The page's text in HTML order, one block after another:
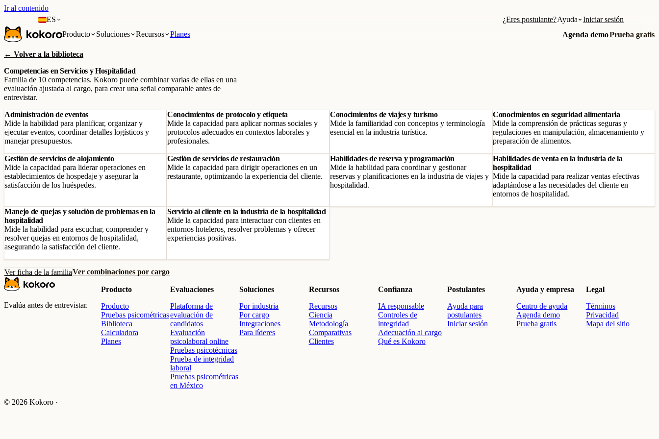
Ir al contenido
ES
¿Eres postulante?Ayuda
Iniciar sesión
Producto
Soluciones Recursos Planes Agenda demoPrueba gratis
← Volver a la biblioteca
Competencias en Servicios y Hospitalidad
Familia de 10 competencias. Kokoro puede combinar varias de ellas en una
evaluación ajustada al cargo, para crear una señal comparable antes de
entrevistar.
Administración de eventos
Mide la habilidad para planificar, organizar y
ejecutar eventos, coordinar detalles logísticos y
manejar presupuestos.
Conocimientos de protocolo y etiqueta
Mide la capacidad para aplicar normas sociales y
protocolos adecuados en contextos laborales y
profesionales.
Conocimientos de viajes y turismo
Mide la familiaridad con conceptos y terminología
esencial en la industria turística.
Conocimientos en seguridad alimentaria
Mide la comprensión de prácticas seguras y
regulaciones en manipulación, almacenamiento y
preparación de alimentos.
Gestión de servicios de alojamiento
Mide la capacidad para liderar operaciones en
establecimientos de hospedaje y asegurar la
satisfacción de los huéspedes.
Gestión de servicios de restauración
Mide la capacidad para dirigir operaciones en un
restaurante, optimizando la experiencia del cliente.
Habilidades de reserva y programación
Mide la habilidad para coordinar y gestionar
reservas y planificaciones en la industria de viajes y
hospitalidad.
Habilidades de venta en la industria de la
hospitalidad
Mide la capacidad para realizar ventas efectivas
adaptándose a las necesidades del cliente en
entornos de hospitalidad.
Manejo de quejas y solución de problemas en la
hospitalidad
Mide la habilidad para escuchar, comprender y
resolver quejas en entornos de hospitalidad,
asegurando la satisfacción del cliente.
Servicio al cliente en la industria de la hospitalidad
Mide la capacidad para interactuar con clientes en
entornos hoteleros, resolver problemas y ofrecer
experiencias positivas.
Ver ficha de la familiaVer combinaciones por cargo
Evalúa antes de entrevistar.
Producto
Producto
Pruebas psicométricas
Biblioteca
Calculadora
Planes
Evaluaciones
Plataforma de
evaluación de
candidatos
Evaluación
psicolaboral online
Pruebas psicotécnicas
Prueba de integridad
laboral
Pruebas psicométricas
en México
Soluciones
Por industria
Por cargo
Integraciones
Para líderes
Recursos
Recursos
Ciencia
Metodología
Comparativas
Clientes
Confianza
IA responsable
Controles de
integridad
Adecuación al cargo
Qué es Kokoro
Postulantes
Ayuda para
postulantes
Iniciar sesión
Ayuda y empresa
Centro de ayuda
Agenda demo
Prueba gratis
Legal
Términos
Privacidad
Mapa del sitio
© 2026 Kokoro ·